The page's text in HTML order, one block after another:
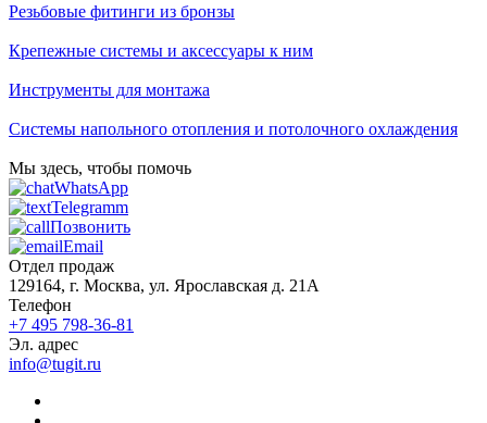
Резьбовые фитинги из бронзы
Крепежные системы и аксессуары к ним
Инструменты для монтажа
Системы напольного отопления и потолочного охлаждения
Мы здесь, чтобы помочь
WhatsApp
Telegramm
Позвонить
Email
Отдел продаж
129164, г. Москва, ул. Ярославская д. 21А
Телефон
+7 495 798-36-81
Эл. адрес
info@tugit.ru